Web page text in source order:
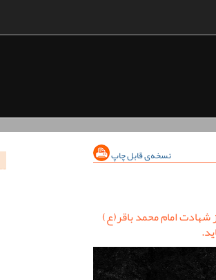
نسخه‌ی قابل چاپ
امام محمد باقر(ع)